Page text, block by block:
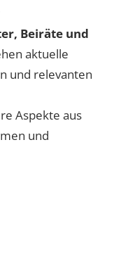
Beiräte und
aktuelle
und relevanten
Aspekte aus
und